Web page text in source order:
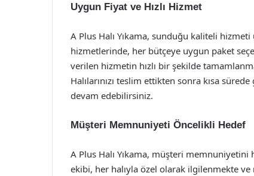
Uygun Fiyat ve Hızlı Hizmet
A Plus Halı Yıkama, sunduğu kaliteli
hizmetlerinde, her bütçeye uygun paket
verilen hizmetin hızlı bir şekilde
Halılarınızı teslim ettikten sonra kısa
devam edebilirsiniz.
Müşteri Memnuniyeti Öncelikli Hedef
A Plus Halı Yıkama, müşteri
ekibi, her halıyla özel olarak ilgilenmekte